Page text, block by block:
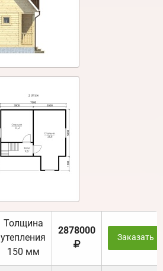
Толщина
утепления
150 мм
2878000
Заказать